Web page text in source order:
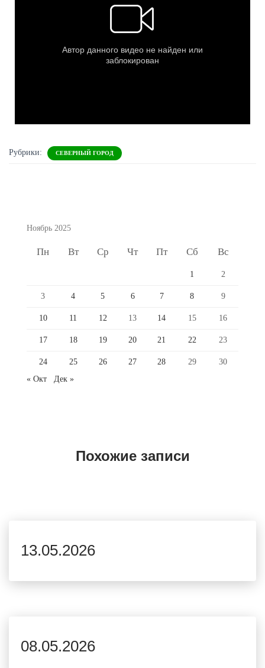
Рубрики: СЕВЕРНЫЙ ГОРОД
Ноябрь 2025
Пн Вт Ср Чт Пт Сб Вс
1 2
3 4 5 6 7 8 9
10 11 12 13 14 15 16
17 18 19 20 21 22 23
24 25 26 27 28 29
30
« Окт
Дек »
Похожие записи
13.05.2026
08.05.2026